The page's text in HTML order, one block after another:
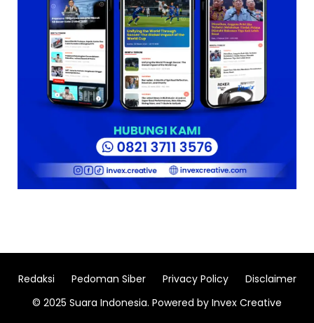
Redaksi Pedoman Siber Privacy Policy
Disclaimer
© 2025 Suara Indonesia. Powered by Invex Creative